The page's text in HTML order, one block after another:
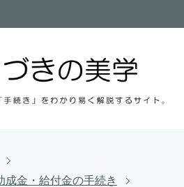
成金・給付金の手続き